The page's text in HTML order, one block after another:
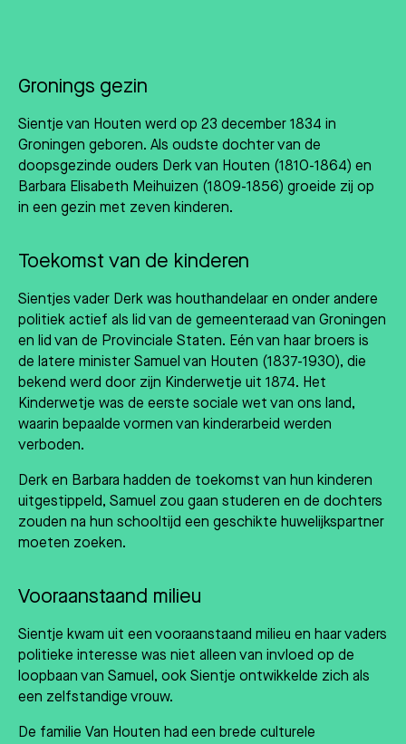
Gronings gezin
Sientje van Houten werd op 23 december 1834 in
Groningen geboren. Als oudste dochter van de
doopsgezinde ouders Derk van Houten (1810-1864) en
Barbara Elisabeth Meihuizen (1809-1856) groeide zij op
in een gezin met zeven kinderen.
Toekomst van de kinderen
Sientjes vader Derk was houthandelaar en onder andere
politiek actief als lid van de gemeenteraad van Groningen
en lid van de Provinciale Staten. Eén van haar broers is
de latere minister Samuel van Houten (1837-1930), die
bekend werd door zijn Kinderwetje uit 1874. Het
Kinderwetje was de eerste sociale wet van ons land,
waarin bepaalde vormen van kinderarbeid werden
verboden.
Derk en Barbara hadden de toekomst van hun kinderen
uitgestippeld, Samuel zou gaan studeren en de dochters
zouden na hun schooltijd een geschikte huwelijkspartner
moeten zoeken.
Vooraanstaand milieu
Sientje kwam uit een vooraanstaand milieu en haar vaders
politieke interesse was niet alleen van invloed op de
loopbaan van Samuel, ook Sientje ontwikkelde zich als
een zelfstandige vrouw.
De familie Van Houten had een brede culturele